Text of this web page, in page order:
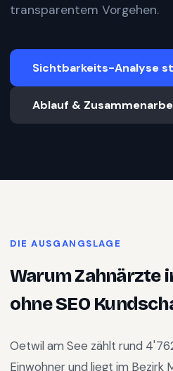
transparentem Vorgehen.
Sichtbarkeits-Analyse
Ablauf &
DIE AUSGANGSLAGE
WarumZahnärzte
ohne SEO
Oetwil am See zählt rund
Einwohner und liegt im Bezirk